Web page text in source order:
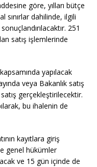
göre, yılları bütçe
sınırlar dahilinde, ilgili
251
satış işlemlerinde
yapılacak
veya Bakanlık satış
gerçekleştirilecektir.
bu ihalenin de
kayıtlara giriş
genel hükümler
ve 15 gün içinde de